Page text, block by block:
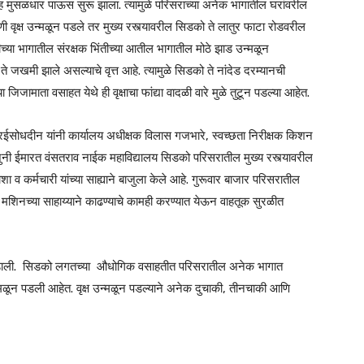
पाऊस सुरू झाला. त्यामुळे परिसराच्या अनेक भागातील घरांवरील
उन्मळून पडले तर मुख्य रस्त्यावरील सिडको ते लातुर फाटा रोडवरील
भागातील संरक्षक भिंतीच्या आतील भागातील मोठे झाड उन्मळून
ते जखमी झाले असल्याचे वृत्त आहे. त्यामुळे सिडको ते नांदेड दरम्यानची
वसाहत येथे ही वृक्षाचा फांद्या वादळी वारे मुळे तुटून पडल्या आहेत.
यांनी कार्यालय अधीक्षक विलास गजभारे, स्वच्छता निरीक्षक किशन
ईमारत वंसतराव नाईक महाविद्यालय सिडको परिसरातील मुख्य रस्त्यावरील
कर्मचारी यांच्या साह्याने बाजुला केले आहे. गुरूवार बाजार परिसरातील
साहाय्याने काढण्याचे कामही करण्यात येऊन वाहतूक सुरळीत
सिडको लगतच्या औधोगिक वसाहतीत परिसरातील अनेक भागात
पडली आहेत. वृक्ष उन्मळून पडल्याने अनेक दुचाकी, तीनचाकी आणि